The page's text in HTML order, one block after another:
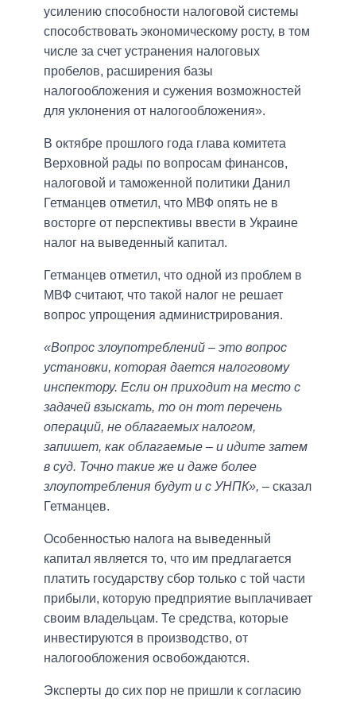
усилению способности налоговой системы
способствовать экономическому росту, в том
числе за счет устранения налоговых
пробелов, расширения базы
налогообложения и сужения возможностей
для уклонения от налогообложения».
В октябре прошлого года глава комитета
Верховной рады по вопросам финансов,
налоговой и таможенной политики Данил
Гетманцев отметил, что МВФ опять не в
восторге от перспективы ввести в Украине
налог на выведенный капитал.
Гетманцев отметил, что одной из проблем в
МВФ считают, что такой налог не решает
вопрос упрощения администрирования.
«Вопрос злоупотреблений – это вопрос
установки, которая дается налоговому
инспектору. Если он приходит на место с
задачей взыскать, то он тот перечень
операций, не облагаемых налогом,
запишет, как облагаемые – и идите затем
в суд. Точно такие же и даже более
злоупотребления будут и с УНПК», – сказал
Гетманцев.
Особенностью налога на выведенный
капитал является то, что им предлагается
платить государству сбор только с той части
прибыли, которую предприятие выплачивает
своим владельцам. Те средства, которые
инвестируются в производство, от
налогообложения освобождаются.
Эксперты до сих пор не пришли к согласию